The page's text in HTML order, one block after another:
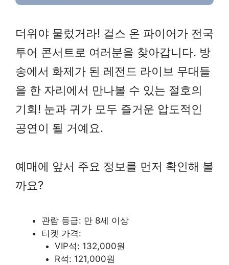
더위야 물렀거라! 걸스 온 파이어가 전국
투어 콘서트로 여러분을 찾아갑니다. 방
송에서 화제가 된 레전드 라이브 무대들
을 한 자리에서 만나볼 수 있는 절호의
기회! 눈과 귀가 모두 즐거운 압도적인
공연이 될 거예요.
예매에 앞서 주요 정보를 먼저 확인해 볼
까요?
관람 등급: 만 8세 이상
티켓 가격:
VIP석: 132,000원
R석: 121,000원